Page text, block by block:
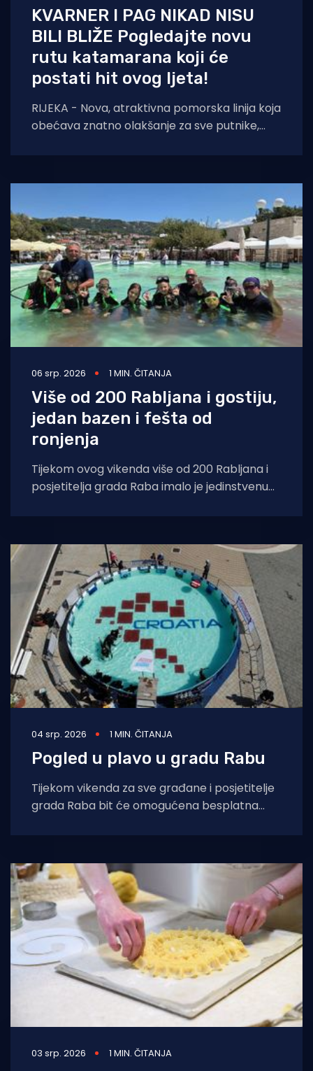
KVARNER I PAG NIKAD NISU
BILI BLIŽE Pogledajte novu
rutu katamarana koji će
postati hit ovog ljeta!
RIJEKA - Nova, atraktivna pomorska linija koja
obećava znatno olakšanje za sve putnike,
istraživanja sjevernog Jadrana,
06 srp. 2026 1 MIN. ČITANJA
Više od 200 Rabljana i gostiju,
jedan bazen i fešta od
ronjenja
Tijekom ovog vikenda više od 200 Rabljana i
posjetitelja grada Raba imalo je jedinstvenu
04 srp. 2026 1 MIN. ČITANJA
Pogled u plavo u gradu Rabu
Tijekom vikenda za sve građane i posjetitelje
grada Raba bit će omogućena besplatna
opremom uz
03 srp. 2026 1 MIN. ČITANJA